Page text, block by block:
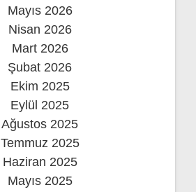
Mayıs 2026
Nisan 2026
Mart 2026
Şubat 2026
Ekim 2025
Eylül 2025
Ağustos 2025
Temmuz 2025
Haziran 2025
Mayıs 2025